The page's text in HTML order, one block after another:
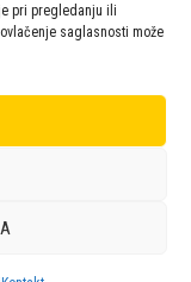
pri pregledanju ili
saglasnosti može
KOLAČIĆA (EU)